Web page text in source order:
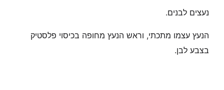
נעצים לבנים.
הנעץ עצמו מתכתי, וראש הנעץ מחופה בכיסוי פלסטיק
בצבע לבן.